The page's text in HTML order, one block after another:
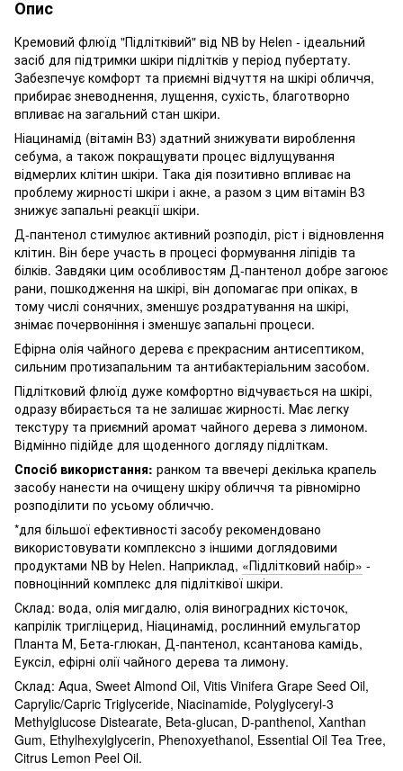
Опис
Кремовий флюїд "Підлітківий" від NB by Helen - ідеальний
засіб для підтримки шкіри підлітків у період пубертату.
Забезпечує комфорт та приємні відчуття на шкірі обличчя,
прибирає зневоднення, лущення, сухість, благотворно
впливає на загальний стан шкіри.
Ніацинамід (вітамін В3) здатний знижувати вироблення
себума, а також покращувати процес відлущування
відмерлих клітин шкіри. Така дія позитивно впливає на
проблему жирності шкіри і акне, а разом з цим вітамін В3
знижує запальні реакції шкіри.
Д-пантенол стимулює активний розподіл, ріст і відновлення
клітин. Він бере участь в процесі формування ліпідів та
білків. Завдяки цим особливостям Д-пантенол добре загоює
рани, пошкодження на шкірі, він допомагає при опіках, в
тому числі сонячних, зменшує роздратування на шкірі,
знімає почервоніння і зменшує запальні процеси.
Ефірна олія чайного дерева є прекрасним антисептиком,
сильним протизапальним та антибактеріальним засобом.
Підлітковий флюїд дуже комфортно відчувається на шкірі,
одразу вбирається та не залишає жирності. Має легку
текстуру та приємний аромат чайного дерева з лимоном.
Відмінно підійде для щоденного догляду підліткам.
Спосіб використання: ранком та ввечері декілька крапель
засобу нанести на очищену шкіру обличчя та рівномірно
розподілити по усьому обличчю.
*для більшої ефективності засобу рекомендовано
використовувати комплексно з іншими доглядовими
продуктами NB by Helen. Наприклад, «Підлітковий набір» -
повноцінний комплекс для підлітківої шкіри.
Склад: вода, олія мигдалю, олія виноградних кісточок,
капрілік тригліцерид, Ніацинамід, рослинний емульгатор
Планта М, Бета-глюкан, Д-пантенол, ксантанова камідь,
Еуксіл, ефірні олії чайного дерева та лимону.
Склад: Aqua, Sweet Almond Oil, Vitis Vinifera Grape Seed Oil,
Caprylic/Capric Triglyceride, Niacinamide, Polyglyceryl-3
Methylglucose Distearate, Beta-glucan, D-panthenol, Xanthan
Gum, Ethylhexylglycerin, Phenoxyethanol, Essential Oil Tea Tree,
Citrus Lemon Peel Oil.